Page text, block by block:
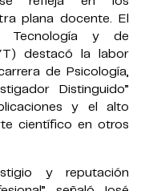
plana docente. El
Tecnología y de
destacó la labor
de Psicología,
Distinguido”
y el alto
científico en otros
y reputación